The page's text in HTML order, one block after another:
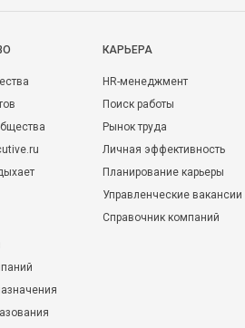
КАРЬЕРА
HR-менеджмент
Поиск работы
Рынок труда
Личная эффективность
Планирование карьеры
Управленческие вакансии
Справочник компаний